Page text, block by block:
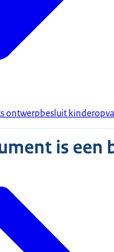
ontwerpbesluit
is een